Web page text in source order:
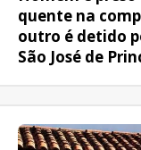
quente na
outro é detido
São José de